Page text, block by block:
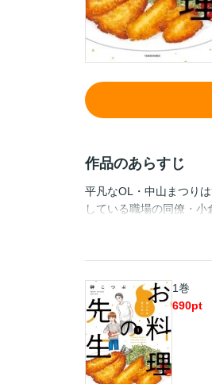
作品のあらすじ
平凡なOL・中山まつり
している職場の同僚・
す！ 連載時のカラーペ
1巻
690pt